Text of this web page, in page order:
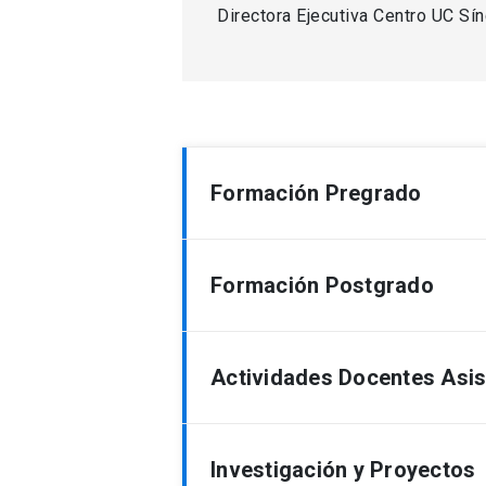
Directora Ejecutiva Centro UC
Formación Pregrado
Medicina – Pontificia Universidad
Formación Postgrado
Pediatría – Pontificia Universidad
Actividades Docentes
Docente curso “Mi Rol en la
Investigación y Proyectos